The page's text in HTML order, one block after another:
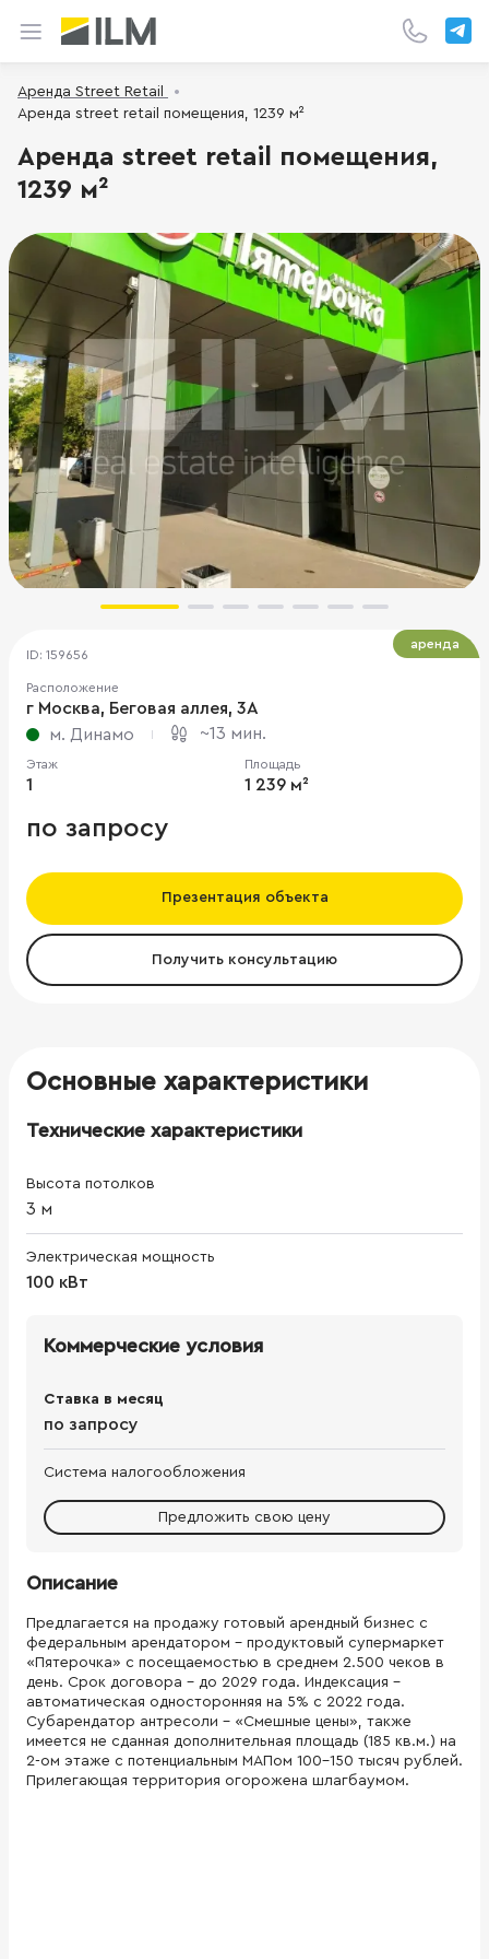
Аренда Street Retail
Аренда street retail помещения, 1239 м²
Аренда street retail помещения,
1239 м²
ID: 159656
Расположение
г Москва, Беговая аллея, 3А
м. Динамо
~13 мин.
Этаж
1
Площадь
1 239 м²
по запросу
Презентация объекта
Получить консультацию
аренда
Основные характеристики
Технические характеристики
Высота потолков
3 м
Электрическая мощность
100 кВт
Коммерческие условия
Ставка в месяц
по запросу
Система налогообложения
Предложить свою цену
Описание
Предлагается на продажу готовый арендный бизнес с
федеральным арендатором - продуктовый супермаркет
«Пятерочка» с посещаемостью в среднем 2.500 чеков в
день. Срок договора – до 2029 года. Индексация –
автоматическая односторонняя на 5% с 2022 года.
Субарендатор антресоли – «Смешные цены», также
имеется не сданная дополнительная площадь (185 кв.м.) на
2-ом этаже с потенциальным МАПом 100-150 тысяч рублей.
Прилегающая территория огорожена шлагбаумом.